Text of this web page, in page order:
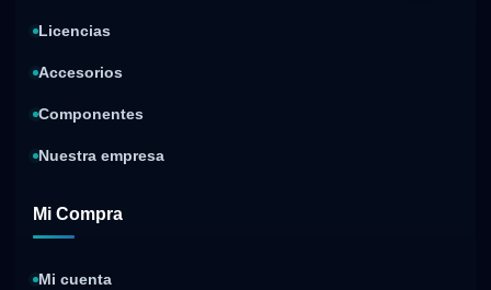
Licencias
Accesorios
Componentes
Nuestra empresa
Mi Compra
Mi cuenta